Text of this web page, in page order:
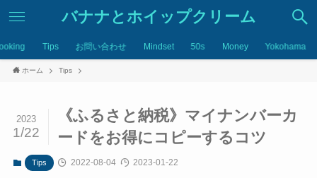
バナナとホイップクリーム
Tips お問い合わせ Mindset 50s Money Yokohama
ホーム Tips
《ふるさと納税》マイナンバーカ
ードをお得にコピーするコツ
2023
1/22
Tips 2022-08-04 2023-01-22